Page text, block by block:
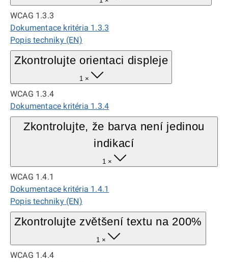
WCAG 1.3.3
Dokumentace kritéria 1.3.3
Popis techniky (EN)
Zkontrolujte orientaci displeje
1 ×
WCAG 1.3.4
Dokumentace kritéria 1.3.4
Zkontrolujte, že barva není jedinou
indikací
1 ×
WCAG 1.4.1
Dokumentace kritéria 1.4.1
Popis techniky (EN)
Zkontrolujte zvětšení textu na 200%
1 ×
WCAG 1.4.4